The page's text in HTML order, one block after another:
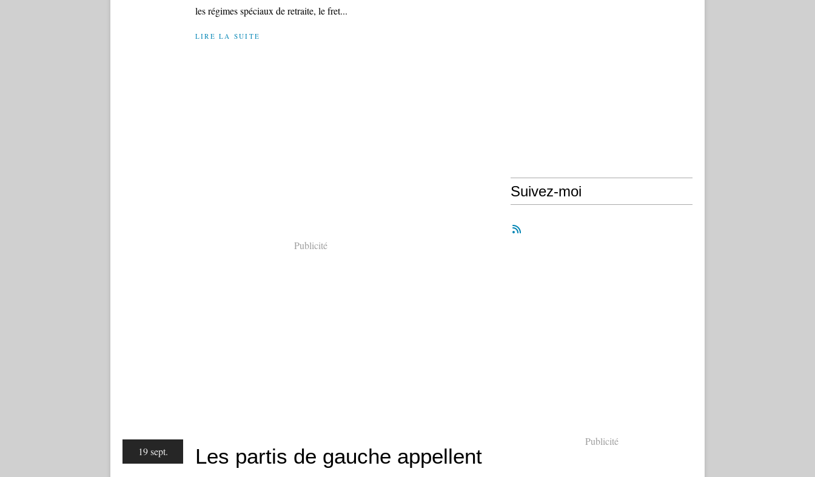
les régimes spéciaux de retraite, le fret...
LIRE LA SUITE
Publicité
19 sept.
Les partis de gauche appellent
Suivez-moi
Publicité